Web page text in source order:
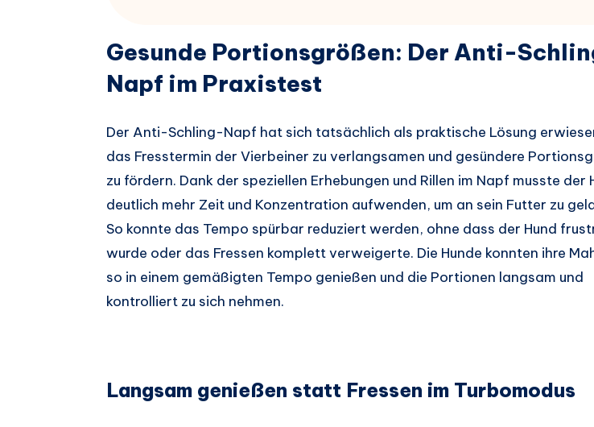
Gesunde Portionsgrößen: Der Anti-
Napf im Praxistest
Der Anti-Schling-Napf hat sich tatsächlich als praktische Lösung
das Fresstermin der Vierbeiner zu verlangsamen und gesündere
zu fördern. Dank der speziellen Erhebungen und Rillen im Napf musste der
deutlich mehr Zeit und Konzentration aufwenden, um an sein Futter zu
So konnte das Tempo spürbar reduziert werden, ohne dass der Hund
wurde oder das Fressen komplett verweigerte. Die Hunde konnten ihre
so in einem gemäßigten Tempo genießen und die Portionen langsam und
kontrolliert zu sich nehmen.
Langsam genießen statt Fressen im Turbomodus